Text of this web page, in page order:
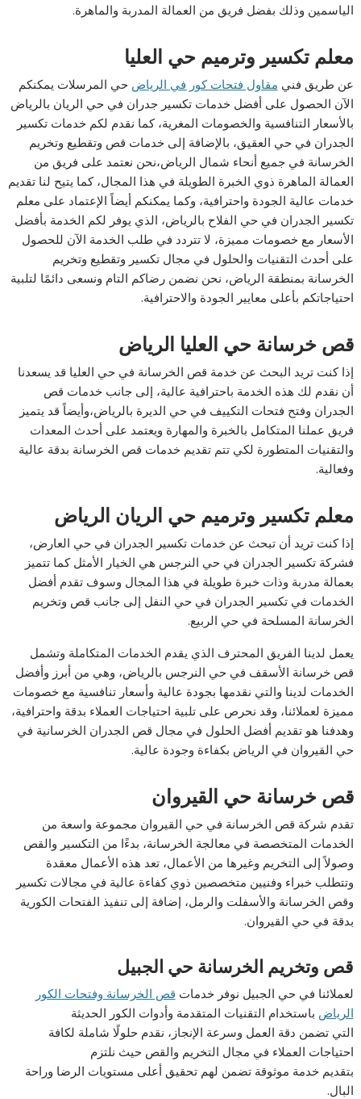
الياسمين وذلك بفضل فريق من العمالة المدربة والماهرة.
معلم تكسير وترميم حي العليا
عن طريق فني مقاول فتحات كور في الرياض حي المرسلات يمكنكم
الآن الحصول على أفضل خدمات تكسير جدران في حي الريان بالرياض
بالأسعار التنافسية والخصومات المغرية، كما نقدم لكم خدمات تكسير
الجدران في حي العقيق، بالإضافة إلى خدمات قص وتقطيع وتخريم
الخرسانة في جميع أنحاء شمال الرياض،نحن نعتمد على فريق من
العمالة الماهرة ذوي الخبرة الطويلة في هذا المجال، كما يتيح لنا تقديم
خدمات عالية الجودة واحترافية، وكما يمكنكم أيضاً الإعتماد على معلم
تكسير الجدران في حي الفلاح بالرياض، الذي يوفر لكم الخدمة بأفضل
الأسعار مع خصومات مميزة، لا تتردد في طلب الخدمة الآن للحصول
على أحدث التقنيات والحلول في مجال تكسير وتقطيع وتخريم
الخرسانة بمنطقة الرياض، نحن نضمن رضاكم التام ونسعى دائمًا لتلبية
احتياجاتكم بأعلى معايير الجودة والاحترافية.
قص خرسانة حي العليا الرياض
إذا كنت تريد البحث عن خدمة قص الخرسانة في حي العليا قد يسعدنا
أن نقدم لك هذه الخدمة باحترافية عالية، إلى جانب خدمات قص
الجدران وفتح فتحات التكييف في حي الديرة بالرياض،وأيضاً قد يتميز
فريق عملنا المتكامل بالخبرة والمهارة ويعتمد على أحدث المعدات
والتقنيات المتطورة لكي تتم تقديم خدمات قص الخرسانة بدقة عالية
وفعالية.
معلم تكسير وترميم حي الريان الرياض
إذا كنت تريد أن تبحث عن خدمات تكسير الجدران في حي العارض،
فشركة تكسير الجدران في حي النرجس هي الخيار الأمثل كما تتميز
بعمالة مدربة وذات خبرة طويلة في هذا المجال وسوف تقدم أفضل
الخدمات في تكسير الجدران في حي النفل إلى جانب قص وتخريم
الخرسانة المسلحة في حي الربيع.
يعمل لدينا الفريق المحترف الذي يقدم الخدمات المتكاملة وتشمل
قص خرسانة الأسقف في حي النرجس بالرياض، وهي من أبرز وأفضل
الخدمات لدينا والتي نقدمها بجودة عالية وأسعار تنافسية مع خصومات
مميزة لعملائنا، وقد نحرص على تلبية احتياجات العملاء بدقة واحترافية،
وهدفنا هو تقديم أفضل الحلول في مجال قص الجدران الخرسانية في
حي القيروان في الرياض بكفاءة وجودة عالية.
قص خرسانة حي القيروان
تقدم شركة قص الخرسانة في حي القيروان مجموعة واسعة من
الخدمات المتخصصة في معالجة الخرسانة، بدءًا من التكسير والقص
وصولاً إلى التخريم وغيرها من الأعمال، تعد هذه الأعمال معقدة
وتتطلب خبراء وفنيين متخصصين ذوي كفاءة عالية في مجالات تكسير
وقص الخرسانة والأسفلت والرمل، إضافة إلى تنفيذ الفتحات الكورية
بدقة في حي القيروان.
قص وتخريم الخرسانة حي الجبيل
لعملائنا في حي الجبيل نوفر خدمات قص الخرسانة وفتحات الكور
الرياض باستخدام التقنيات المتقدمة وأدوات الكور الحديثة
التي تضمن دقة العمل وسرعة الإنجاز، نقدم حلولًا شاملة لكافة
احتياجات العملاء في مجال التخريم والقص حيث نلتزم
بتقديم خدمة موثوقة تضمن لهم تحقيق أعلى مستويات الرضا وراحة
البال.